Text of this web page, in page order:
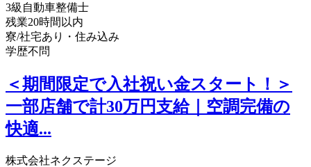
3級自動車整備士
残業20時間以内
寮/社宅あり・住み込み
学歴不問
＜期間限定で入社祝い金スタート！＞
一部店舗で計30万円支給｜空調完備の
快適...
株式会社ネクステージ